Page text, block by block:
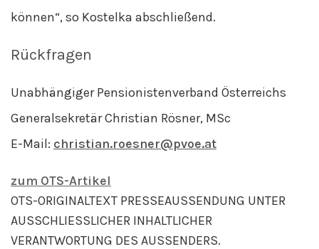
können“, so Kostelka abschließend.
Rückfragen
Unabhängiger Pensionistenverband Österreichs
Generalsekretär Christian Rösner, MSc
E-Mail: christian.roesner@pvoe.at
zum OTS-Artikel
OTS-ORIGINALTEXT PRESSEAUSSENDUNG UNTER
AUSSCHLIESSLICHER INHALTLICHER
VERANTWORTUNG DES AUSSENDERS.